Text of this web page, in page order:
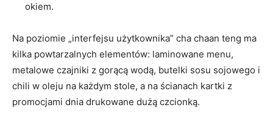
okiem.
Na poziomie „interfejsu użytkownika” cha chaan teng ma
kilka powtarzalnych elementów: laminowane menu,
metalowe czajniki z gorącą wodą, butelki sosu sojowego i
chili w oleju na każdym stole, a na ścianach kartki z
promocjami dnia drukowane dużą czcionką.